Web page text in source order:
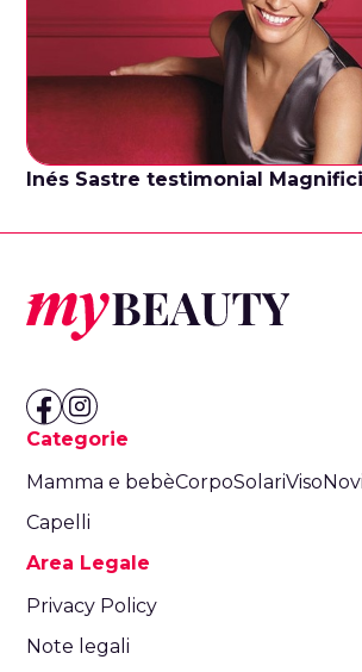
Inés Sastre testimonial
Categorie
Mamma e bebèCorpoSolariViso
Capelli
Area Legale
Privacy Policy
Note legali